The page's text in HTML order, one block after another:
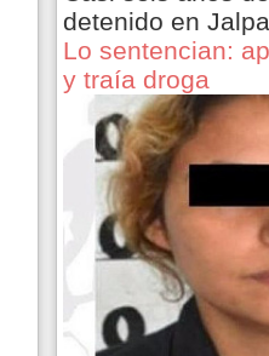
detenido en
Lo sentencian:
y traía droga